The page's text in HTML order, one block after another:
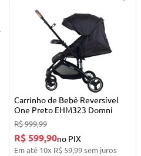
Carrinho de Bebê Reversível
One Preto EHM323 Domni
R$999,99
R$ 599,90no PIX
Em até 10x R$ 59,99sem juros
truss
quadriciclo
berço
mesa dobrável notebook